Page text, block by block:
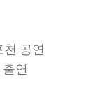
천 공연
연